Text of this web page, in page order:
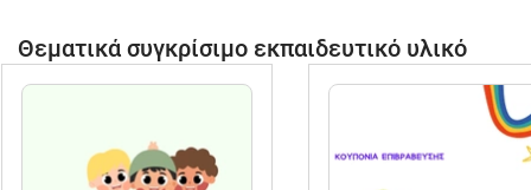
Θεματικά συγκρίσιμο εκπαιδευτικό υλικό